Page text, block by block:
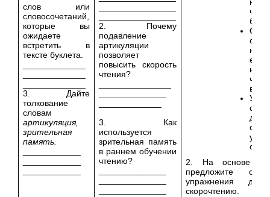
слов или
словосочетаний,
которые вы
ожидаете
встретить в
тексте буклета.
3. Дайте
толкование
словам
артикуляция,
зрительная
память.
2. Почему
подавление
артикуляции
позволяет
повысить скорость
чтения?
3. Как
используется
зрительная память
в раннем обучении
чтению?
дома
2. На основе
предложите
упражнения для
скорочтению.